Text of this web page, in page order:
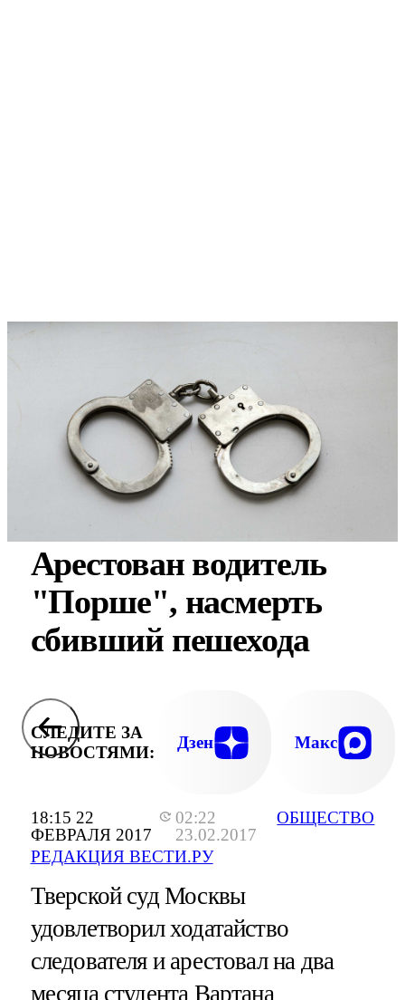
18:15 22
ФЕВРАЛЯ 2017
02:22
23.02.2017
РЕДАКЦИЯ ВЕСТИ.РУ
ОБЩЕСТВО
Арестован водитель
"Порше", насмерть
сбивший пешехода
СЛЕДИТЕ ЗА
НОВОСТЯМИ:
Дзен Макс
Тверской суд Москвы
удовлетворил ходатайство
следователя и арестовал на два
месяца студента Вартана